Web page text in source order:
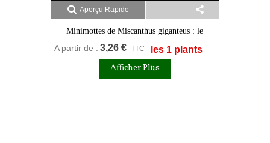
Aperçu Rapide
Minimottes de Miscanthus giganteus : le
format économique pour les grandes surfaces
A partir de : 3,26 € TTC les 1 plants
Afficher Plus